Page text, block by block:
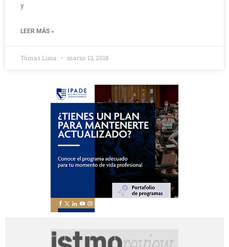
y
LEER MÁS »
Tómas Luna marzo 13, 2018